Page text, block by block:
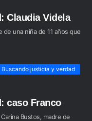
Claudia Videla
una niña de 11 años que
Buscando justicia y verdad
caso Franco
Bustos, madre de